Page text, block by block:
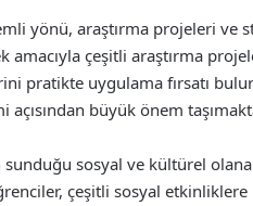
yönü, araştırma projeleri ve
amacıyla çeşitli araştırma
pratikte uygulama fırsatı
büyük önem
sosyal ve kültürel
çeşitli sosyal